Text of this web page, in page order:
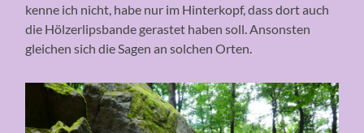
kenne ich nicht, habe nur im Hinterkopf, dass dort auch
die Hölzerlipsbande gerastet haben soll. Ansonsten
gleichen sich die Sagen an solchen Orten.